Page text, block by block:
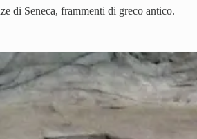
di Seneca, frammenti di greco antico.